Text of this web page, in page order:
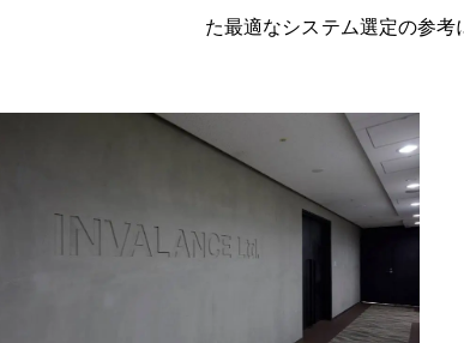
た最適なシステム選定の参考